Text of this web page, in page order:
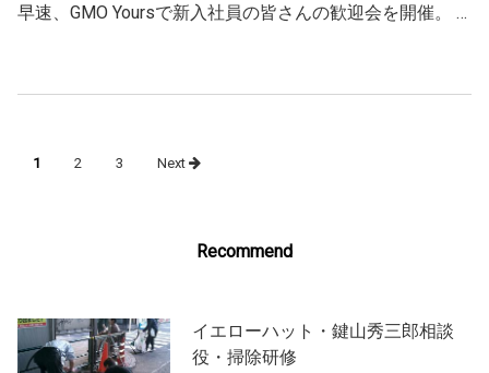
早速、GMO Yoursで新入社員の皆さんの歓迎会を開催。 …
navigation
1 2 3 Next
Recommend
イエローハット・鍵山秀三郎相談
役・掃除研修